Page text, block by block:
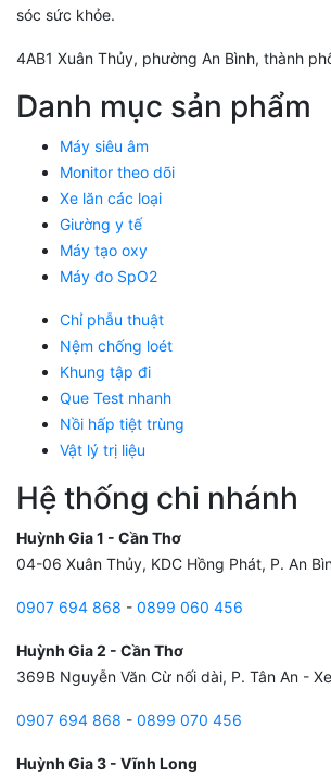
sóc sức khỏe.
4AB1 Xuân Thủy, phường An Bình, thành
Danh mục sản phẩm
Máy siêu âm
Monitor theo dõi
Xe lăn các loại
Giường y tế
Máy tạo oxy
Máy đo SpO2
Chỉ phẫu thuật
Nệm chống loét
Khung tập đi
Que Test nhanh
Nồi hấp tiệt trùng
Vật lý trị liệu
Hệ thống chi nhánh
Huỳnh Gia 1 - Cần Thơ
04-06 Xuân Thủy, KDC Hồng Phát, P. An
0907 694 868 - 0899 060 456
Huỳnh Gia 2 - Cần Thơ
369B Nguyễn Văn Cừ nối dài, P. Tân An -
0907 694 868 - 0899 070 456
Huỳnh Gia 3 - Vĩnh Long